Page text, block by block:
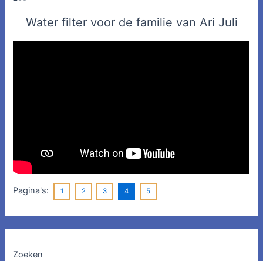
Water filter voor de familie van Ari Juli
Pagina's: 1 2 3 4 5
Zoeken